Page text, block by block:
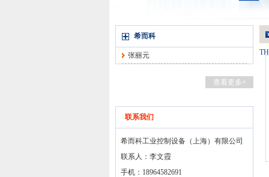
希而科
张丽元
查看更多+
联系我们
希而科工业控制设备（上海）有限公司
联系人：李文霞
手机：18964582691